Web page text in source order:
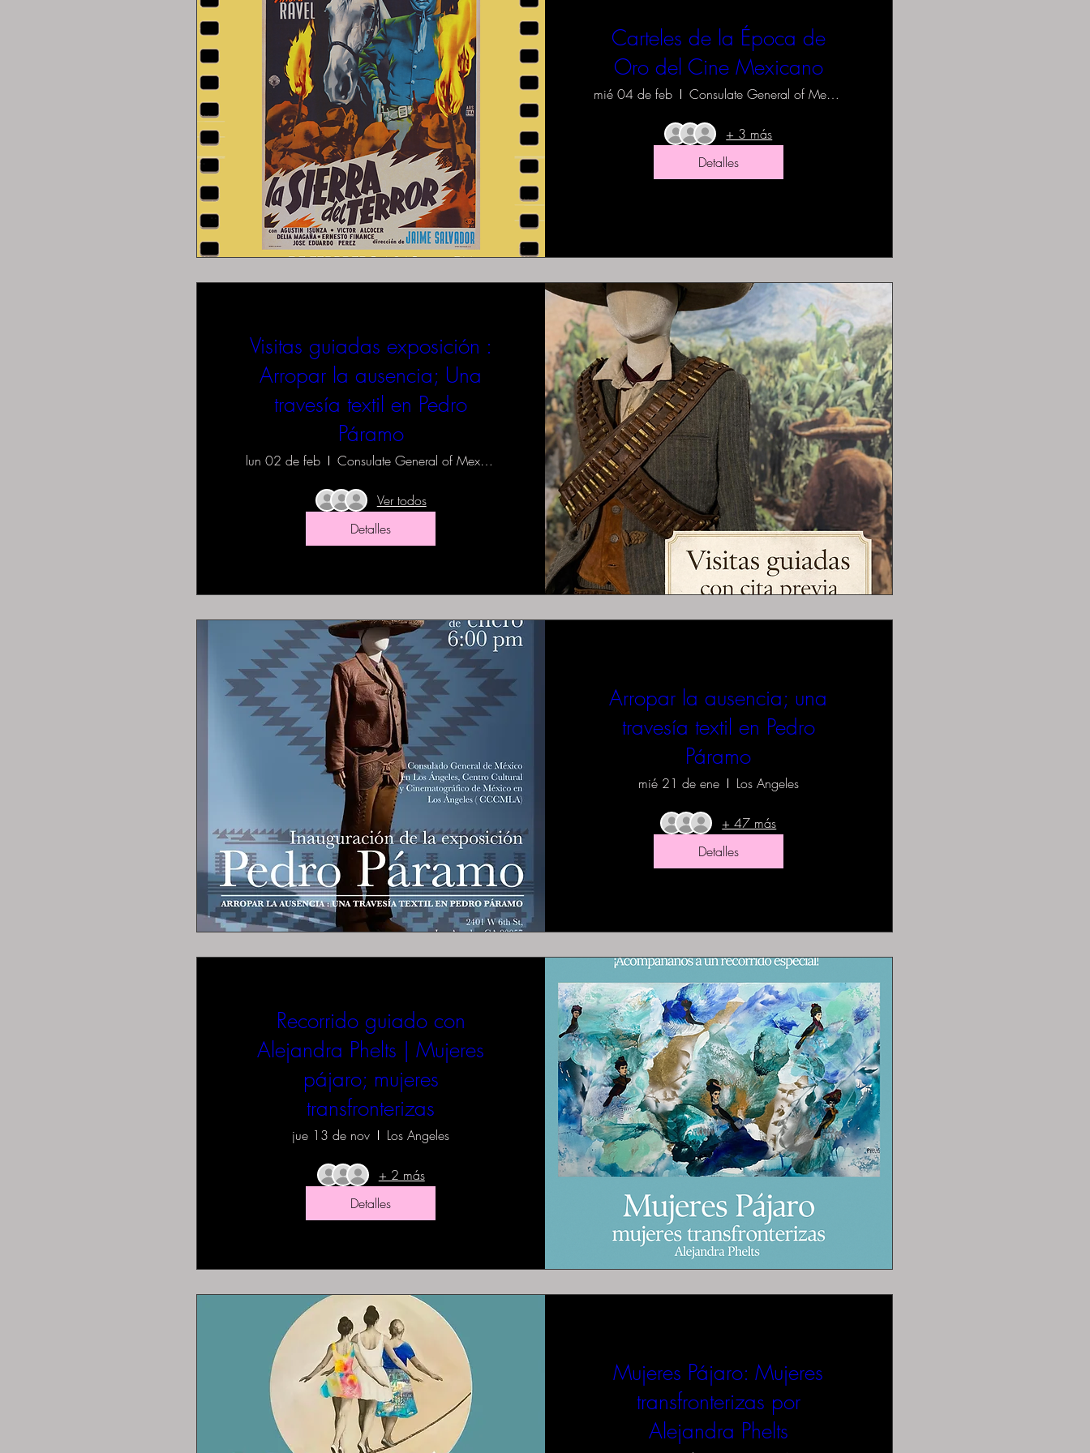
Carteles de la Época de
Oro del Cine Mexicano
mié 04 de feb Consulate General of Mexico in Los Angel
+ 3 más
Detalles
Visitas guiadas exposición :
Arropar la ausencia; Una
travesía textil en Pedro
Páramo
lun 02 de feb Consulate General of Mexico in LA
Ver todos
Detalles
Arropar la ausencia; una
travesía textil en Pedro
Páramo
mié 21 de ene Los Angeles
+ 47 más
Detalles
Recorrido guiado con
Alejandra Phelts | Mujeres
pájaro; mujeres
transfronterizas
jue 13 de nov Los Angeles
+ 2 más
Detalles
Mujeres Pájaro: Mujeres
transfronterizas por
Alejandra Phelts